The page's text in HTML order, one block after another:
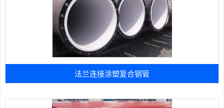
法兰连接涂塑复合钢管